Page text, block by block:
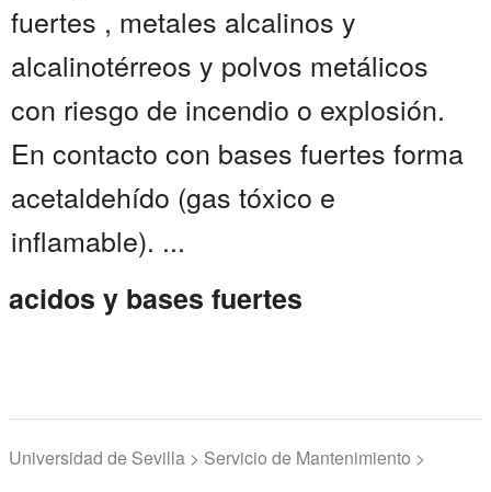
fuertes , metales alcalinos y
alcalinotérreos y polvos metálicos
con riesgo de incendio o explosión.
En contacto con bases fuertes forma
acetaldehído (gas tóxico e
inflamable). ...
acidos y bases fuertes
Universidad de Sevilla > Servicio de Mantenimiento >